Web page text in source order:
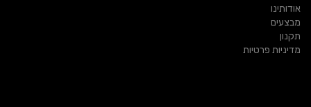
אודותינו
מבצעים
תקנון
מדיניות פרטיות